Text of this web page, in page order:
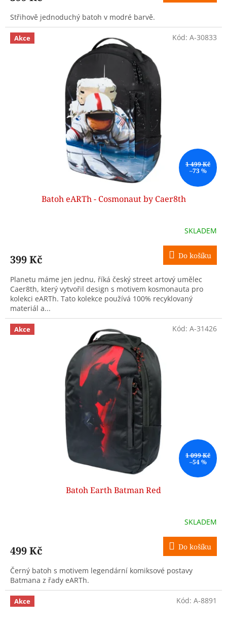
Střihově jednoduchý batoh v modré barvě.
Akce
1 499 Kč
–73 %
Batoh eARTh - Cosmonaut by Caer8th
SKLADEM
399 Kč Do košíku
Planetu máme jen jednu, říká český street artový umělec
Caer8th, který vytvořil design s motivem kosmonauta pro
kolekci eARTh. Tato kolekce používá 100% recyklovaný
materiál a...
Kód: A-30833
Akce
1 099 Kč
–54 %
Batoh Earth Batman Red
SKLADEM
499 Kč Do košíku
Černý batoh s motivem legendární komiksové postavy
Batmana z řady eARTh.
Kód: A-31426
Akce Kód: A-8891